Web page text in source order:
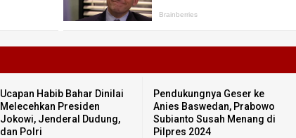
Ucapan Habib Bahar Dinilai
Melecehkan Presiden
Jokowi, Jenderal Dudung,
dan Polri
Pendukungnya Geser ke
Anies Baswedan, Prabowo
Subianto Susah Menang di
Pilpres 2024